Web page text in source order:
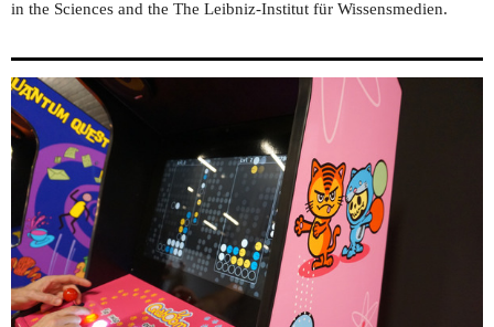
in the Sciences and the The Leibniz-Institut für Wissensmedien.